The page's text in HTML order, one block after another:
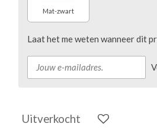
Mat-zwart
Laat het me weten wanneer dit
Uitverkocht